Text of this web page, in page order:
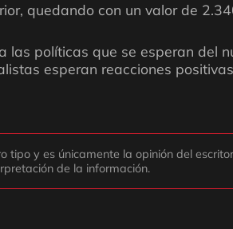
quedando con un valor de
las políticas que se esperan del
esperan reacciones
tipo y es únicamente la opinión del
de la información.